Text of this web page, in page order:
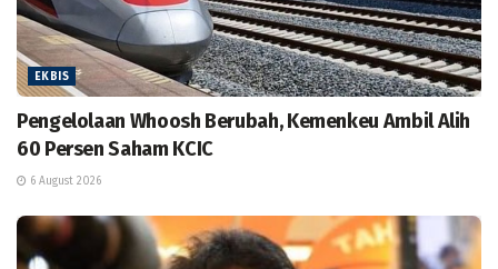
EKBIS
Pengelolaan Whoosh Berubah, Kemenkeu Ambil Alih
60 Persen Saham KCIC
6 August 2026